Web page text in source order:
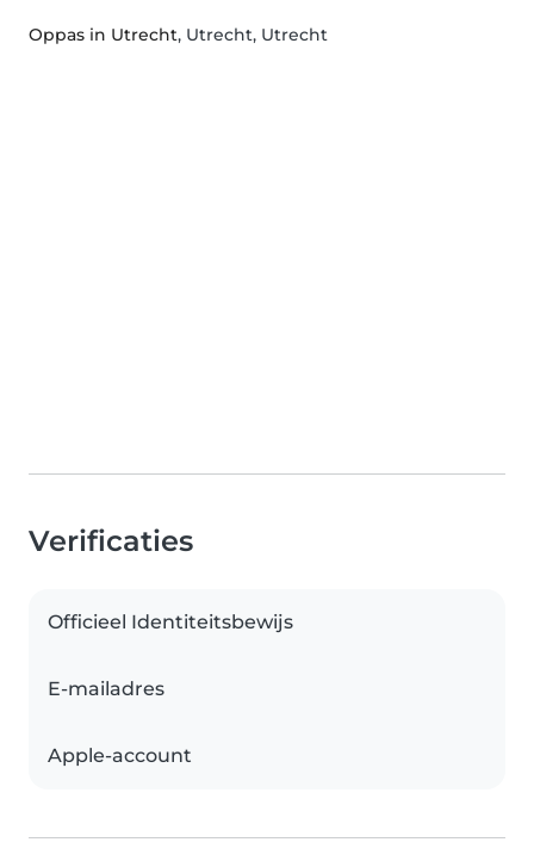
Oppas in Utrecht, Utrecht, Utrecht
Verificaties
Officieel Identiteitsbewijs
E-mailadres
Apple-account